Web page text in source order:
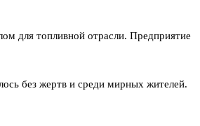
для топливной отрасли. Предприятие
без жертв и среди мирных жителей.